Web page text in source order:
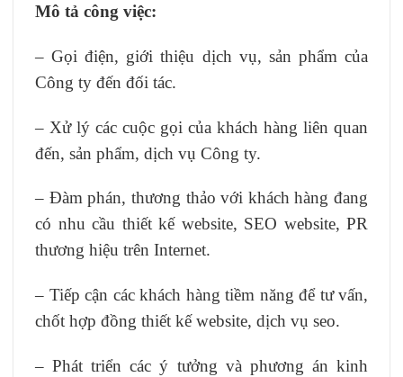
Mô tả công việc:
– Gọi điện, giới thiệu dịch vụ, sản phẩm của
Công ty đến đối tác.
– Xử lý các cuộc gọi của khách hàng liên quan
đến, sản phẩm, dịch vụ Công ty.
– Đàm phán, thương thảo với khách hàng đang
có nhu cầu thiết kế website, SEO website, PR
thương hiệu trên Internet.
– Tiếp cận các khách hàng tiềm năng để tư vấn,
chốt hợp đồng thiết kế website, dịch vụ seo.
– Phát triển các ý tưởng và phương án kinh